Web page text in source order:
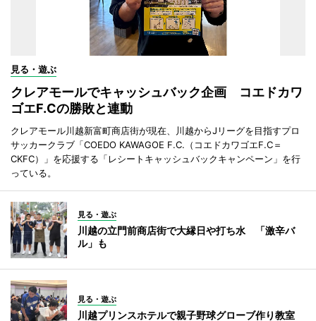
見る・遊ぶ
クレアモールでキャッシュバック企画 コエドカワ
ゴエF.Cの勝敗と連動
クレアモール川越新富町商店街が現在、川越からJリーグを目指すプロ
サッカークラブ「COEDO KAWAGOE F.C.（コエドカワゴエF.C＝
CKFC）」を応援する「レシートキャッシュバックキャンペーン」を行
っている。
見る・遊ぶ
川越の立門前商店街で大縁日や打ち水 「激辛バ
ル」も
見る・遊ぶ
川越プリンスホテルで親子野球グローブ作り教室